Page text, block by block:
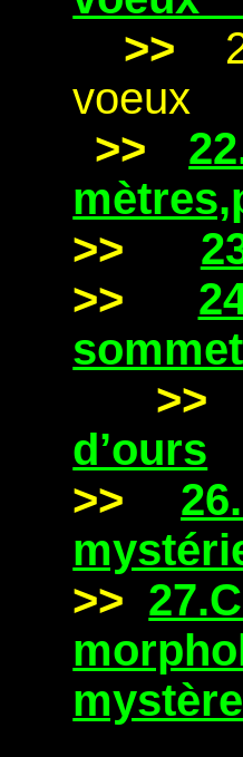
>>
>>
>>
>>
>>
d’ours
>>
>>